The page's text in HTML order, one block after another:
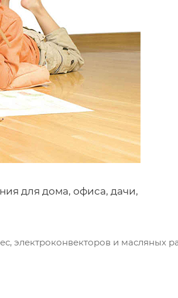
для дома, офиса, дачи,
электроконвекторов и масляных